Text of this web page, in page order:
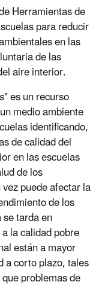
Herramientas de
para reducir
en las
de las
aire interior.
" es un recurso
medio ambiente
identificando,
de calidad del
en las escuelas
de los
puede afectar la
de los
tarda en
la calidad pobre
están a mayor
a corto plazo, tales
problemas de